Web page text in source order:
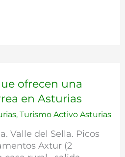
ofrecen una
en Asturias
, Turismo Activo Asturias
Valle del Sella. Picos
Axtur (2